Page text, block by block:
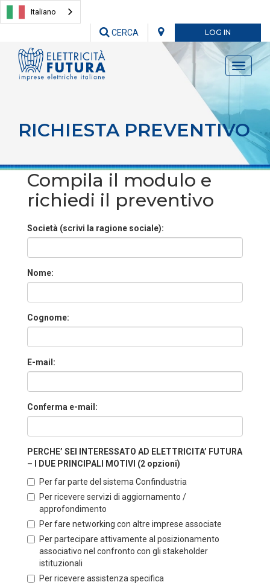
Italiano
LOG IN
CERCA
Toggle
RICHIESTA PREVENTIVO
Compila il modulo e
richiedi il preventivo
Società (scrivi la ragione sociale):
Nome:
Cognome:
E-mail:
Conferma e-mail:
PERCHE’ SEI INTERESSATO AD ELETTRICITA’ FUTURA
– I DUE PRINCIPALI MOTIVI (2 opzioni)
Per far parte del sistema Confindustria
Per ricevere servizi di aggiornamento /
approfondimento
Per fare networking con altre imprese associate
Per partecipare attivamente al posizionamento
associativo nel confronto con gli stakeholder
istituzionali
Per ricevere assistenza specifica